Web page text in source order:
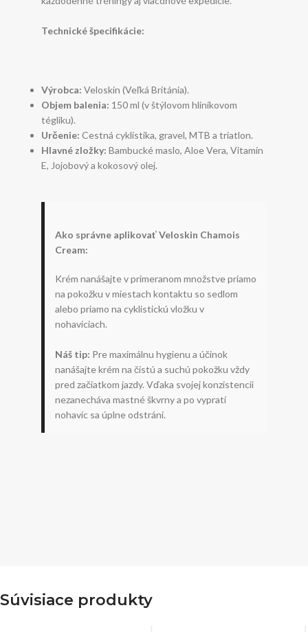
Technické špecifikácie:
Výrobca: Veloskin (Veľká Británia).
Objem balenia: 150 ml (v štýlovom hliníkovom
tégliku).
Určenie: Cestná cyklistika, gravel, MTB a triatlon.
Hlavné zložky: Bambucké maslo, Aloe Vera, Vitamín
E, Jojobový a kokosový olej.
Ako správne aplikovať Veloskin Chamois
Cream:
Krém nanášajte v primeranom množstve priamo
na pokožku v miestach kontaktu so sedlom
alebo priamo na cyklistickú vložku v
nohaviciach.
Náš tip: Pre maximálnu hygienu a účinok
nanášajte krém na čistú a suchú pokožku vždy
pred začiatkom jazdy. Vďaka svojej konzistencii
nezanecháva mastné škvrny a po vypratí
nohavíc sa úplne odstráni.
Súvisiace produkty